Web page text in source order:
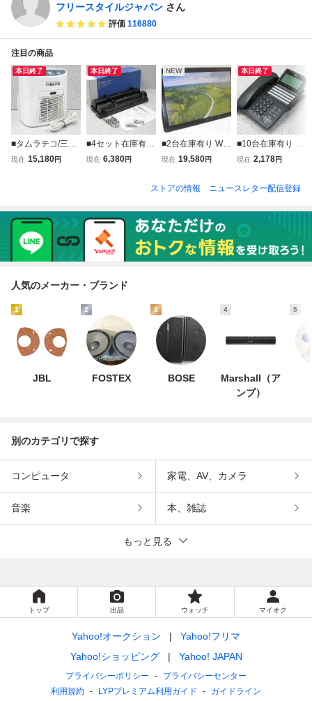
フリースタイルジャパン さん
評価 116880
注目の商品
本日終了
■タムラテコ/三友
商事 TM-11SF オ
現在 15,180円
本日終了
■4セット在庫有り
OPTEX/オプテッ
現在 6,380円
NEW
■2台在庫有り Wa
com/ワコム 23.8
DTH-2452/G 動作
ンド付き
現在 19,580円
本日終了
■10台在庫有り N
ECプラットホー
多機能電話機 DTK
いです！ 即決2,00
0円
現在 2,178円
ストアの情報 ニュースレター配信登録
人気のメーカー・ブランド
1
JBL
2
FOSTEX
3
BOSE
4
Marshall（ア
ンプ）
5
別のカテゴリで探す
コンピュータ 家電、AV、カメラ
音楽 本、雑誌
もっと見る
トップ 出品 ウォッチ マイオク
Yahoo!オークション
Yahoo!フリマ
Yahoo!ショッピング
Yahoo! JAPAN
プライバシーポリシー
プライバシーセンター
利用規約
LYPプレミアム利用ガイド ガイドライン